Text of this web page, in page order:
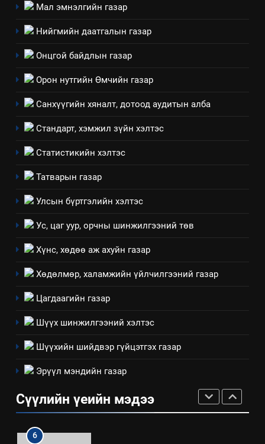
Мал эмнэлгийн газар
Нийгмийн даатгалын газар
Онцгой байдлын газар
Орон нутгийн Өмчийн газар
Санхүүгийн хяналт, дотоод аудитын алба
Стандарт, хэмжил зүйн хэлтэс
Статистикийн хэлтэс
Татварын газар
Улсын бүртгэлийн хэлтэс
Ус, цаг уур, орчны шинжилгээний төв
Хүнс, хөдөө аж ахуйн газар
Хөдөлмөр, халамжийн үйлчилгээний газар
Цагдаагийн газар
Шүүх шинжилгээний хэлтэс
Шүүхийн шийдвэр гүйцэтгэх газар
Эрүүл мэндийн газар
Сүүлийн үеийн мэдээ
үйлдвэрлэл, үйлчилгээ,
технологийн хүн, мал, амьтны
эрүүл мэнд, байгаль орчинд
нөлөөллийн талаарх
ИЛ ТОД БАЙДАЛ
Нээлттэй засгийн түншлэл
долоо хоног-2025
2
ШИЙДНЭ” ӨДРИЙГ ЗОХИОН
3
4
Төрийн албаны зөвлөлийн
зөвлөлийн 2025 оны үйл
төлөвлөгөө
ТАЗ-ЫН САЛБАР ЗӨВЛӨЛ
“Шинэтгэлээр түүчээлсэн
салбар зөвлөл” аяны хүрээнд
зохион байгуулах арга
хэмжээний төлөвлөгөө
ТАЗ-ЫН САЛБАР ЗӨВЛӨЛ
6